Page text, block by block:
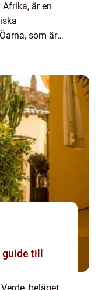
är en
som är
till